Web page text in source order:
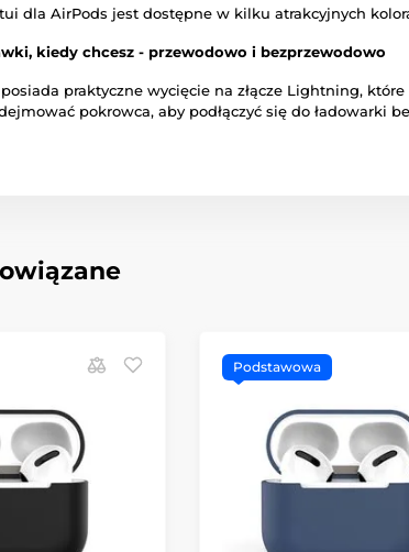
dla AirPods jest dostępne w kilku atrakcyjnych
kiedy chcesz - przewodowo i bezprzewodowo
praktyczne wycięcie na złącze Lightning,
pokrowca, aby podłączyć się do ładowarki
Podstawowa